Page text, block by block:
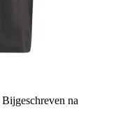
Bijgeschreven na